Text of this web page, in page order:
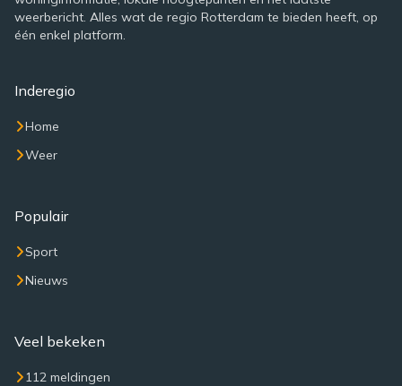
weerbericht. Alles wat de regio Rotterdam te bieden heeft, op
één enkel platform.
Inderegio
Home
Weer
Populair
Sport
Nieuws
Veel bekeken
112 meldingen